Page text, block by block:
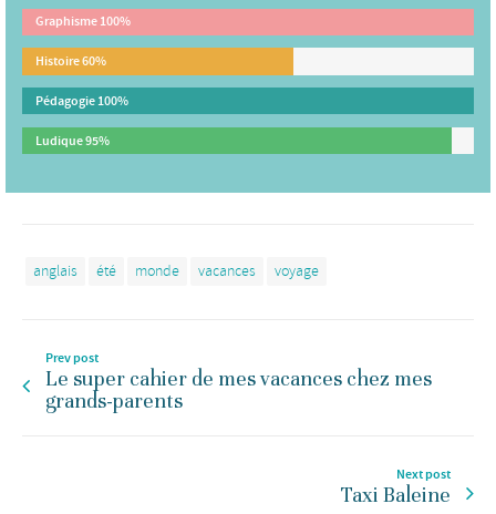
Graphisme100%
Histoire60%
Pédagogie100%
Ludique95%
anglais été monde vacances voyage
Prev post
Le super cahier de mes vacances chez mes
grands-parents
Next post
Taxi Baleine